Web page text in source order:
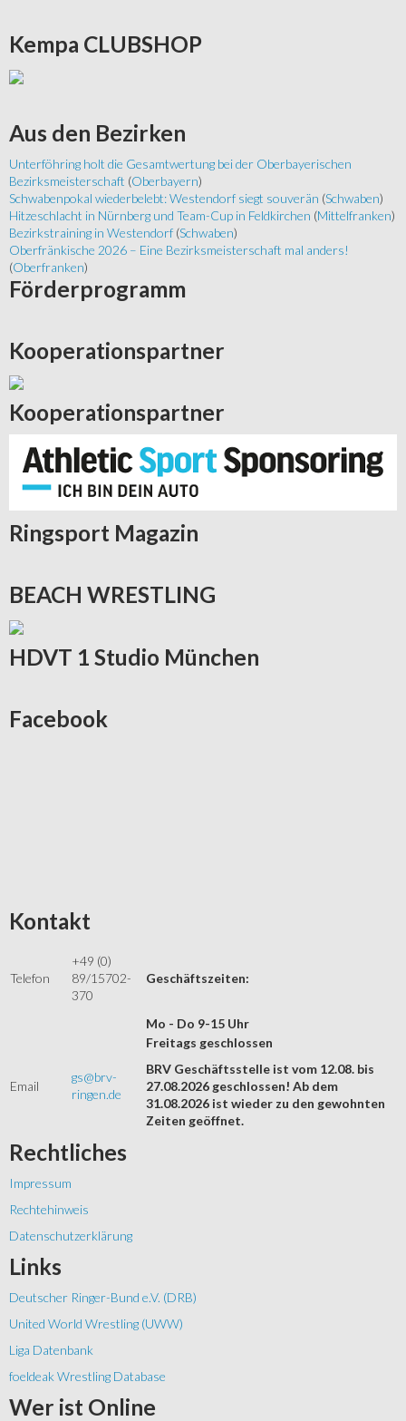
Kempa CLUBSHOP
Aus den Bezirken
Unterföhring holt die Gesamtwertung bei der Oberbayerischen
Bezirksmeisterschaft (Oberbayern)
Schwabenpokal wiederbelebt: Westendorf siegt souverän (Schwaben)
Hitzeschlacht in Nürnberg und Team-Cup in Feldkirchen (Mittelfranken)
Bezirkstraining in Westendorf (Schwaben)
Oberfränkische 2026 – Eine Bezirksmeisterschaft mal anders!
(Oberfranken)
Förderprogramm
Kooperationspartner
Kooperationspartner
Ringsport Magazin
BEACH WRESTLING
HDVT 1 Studio München
Facebook
Kontakt
Telefon
+49 (0)
89/15702-
370
Geschäftszeiten:
Mo - Do 9-15 Uhr
Email
gs@brv-
ringen.de
Freitags geschlossen
BRV Geschäftsstelle ist vom 12.08. bis
27.08.2026 geschlossen! Ab dem
31.08.2026 ist wieder zu den gewohnten
Zeiten geöffnet.
Rechtliches
Impressum
Rechtehinweis
Datenschutzerklärung
Links
Deutscher Ringer-Bund e.V. (DRB)
United World Wrestling (UWW)
Liga Datenbank
foeldeak Wrestling Database
Wer ist Online